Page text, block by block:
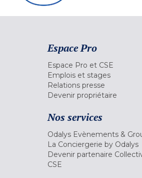
Espace Pro
Espace Pro et CSE
Emplois et stages
Relations presse
Devenir propriétaire
Nos services
Odalys Evènements &
La Conciergerie by Odalys
Devenir partenaire
CSE